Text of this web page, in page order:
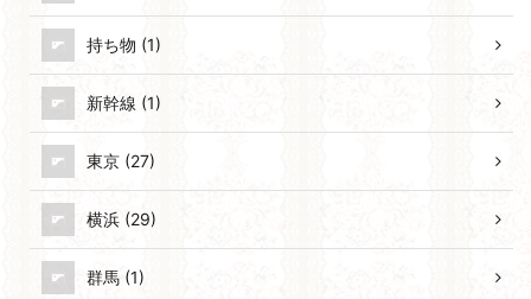
持ち物 (1)
新幹線 (1)
東京 (27)
横浜 (29)
群馬 (1)